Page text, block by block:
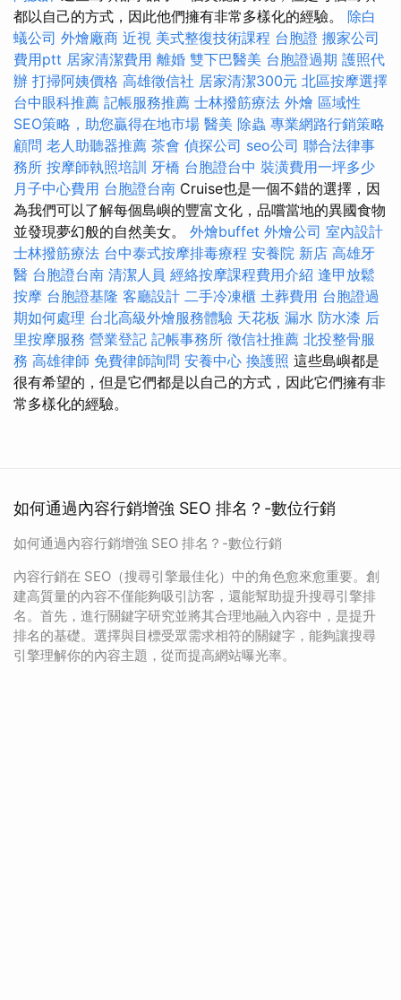
都以自己的方式，因此他們擁有非常多樣化的經驗。 除白
蟻公司 外燴廠商 近視 美式整復技術課程 台胞證 搬家公司
費用ptt 居家清潔費用 離婚 雙下巴醫美 台胞證過期 護照代
辦 打掃阿姨價格 高雄徵信社 居家清潔300元 北區按摩選擇
台中眼科推薦 記帳服務推薦 士林撥筋療法 外燴 區域性
SEO策略，助您贏得在地市場 醫美 除蟲 專業網路行銷策略
顧問 老人助聽器推薦 茶會 偵探公司 seo公司 聯合法律事
務所 按摩師執照培訓 牙橋 台胞證台中 裝潢費用一坪多少
月子中心費用 台胞證台南 Cruise也是一個不錯的選擇，因
為我們可以了解每個島嶼的豐富文化，品嚐當地的異國食物
並發現夢幻般的自然美女。 外燴buffet 外燴公司 室內設計
士林撥筋療法 台中泰式按摩排毒療程 安養院 新店 高雄牙
醫 台胞證台南 清潔人員 經絡按摩課程費用介紹 逢甲放鬆
按摩 台胞證基隆 客廳設計 二手冷凍櫃 土葬費用 台胞證過
期如何處理 台北高級外燴服務體驗 天花板 漏水 防水漆 后
里按摩服務 營業登記 記帳事務所 徵信社推薦 北投整骨服
務 高雄律師 免費律師詢問 安養中心 換護照 這些島嶼都是
很有希望的，但是它們都是以自己的方式，因此它們擁有非
常多樣化的經驗。
如何通過內容行銷增強 SEO 排名？-數位行銷
如何通過內容行銷增強 SEO 排名？-數位行銷
內容行銷在 SEO（搜尋引擎最佳化）中的角色愈來愈重要。創
建高質量的內容不僅能夠吸引訪客，還能幫助提升搜尋引擎排
名。首先，進行關鍵字研究並將其合理地融入內容中，是提升
排名的基礎。選擇與目標受眾需求相符的關鍵字，能夠讓搜尋
引擎理解你的內容主題，從而提高網站曝光率。